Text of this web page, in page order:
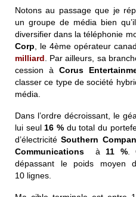
Notons au passage que je
un groupe de média bien
diversifier dans la téléphonie
Corp, le 4ème opérateur
milliard. Par ailleurs, sa
cession àCorus
classer ce type de société
média.
Dans l’ordre décroissant, le
lui seul16 % du total du
d’électricitéSouthern
Communications à11 %.
dépassant le poids moyen
10 lignes.